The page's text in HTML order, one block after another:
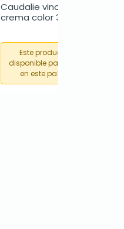
Caudalie vinocrush
crema color 3, 30ml
Este producto no está
disponible para su compra
en este país o región.